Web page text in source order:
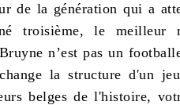
de la génération qui a
troisième, le meilleur
n’est pas un
la structure d'un
belges de l'histoire,